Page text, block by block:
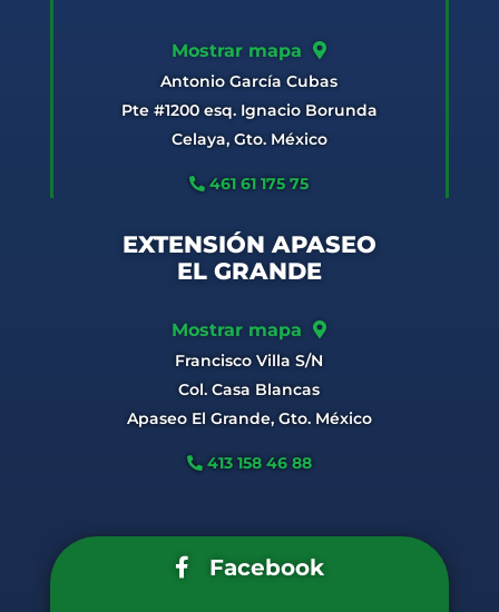
Mostrar mapa
Antonio García Cubas
Pte #1200 esq. Ignacio Borunda
Celaya, Gto. México
461 61 175 75
EXTENSIÓN APASEO
EL GRANDE
Mostrar mapa
Francisco Villa S/N
Col. Casa Blancas
Apaseo El Grande, Gto. México
413 158 46 88
Facebook